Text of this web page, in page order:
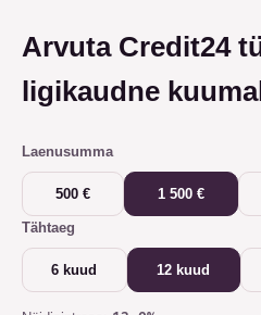
Arvuta Credit24
ligikaudne
Laenusumma
500 € 1 500 €
Tähtaeg
6 kuud 12 kuud